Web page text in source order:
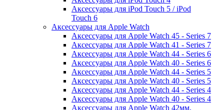
Аксессуары для iPod Touch 5 / iPod
Touch 6
Аксессуары для Apple Watch
Аксессуары для Apple Watch 45 - Series 7
Аксессуары для Apple Watch 41 - Series 7
Аксессуары для Apple Watch 44 - Series 6
Аксессуары для Apple Watch 40 - Series 6
Аксессуары для Apple Watch 44 - Series 5
Аксессуары для Apple Watch 40 - Series 5
Аксессуары для Apple Watch 44 - Series 4
Аксессуары для Apple Watch 40 - Series 4
Аксессуары для Apple Watch 42мм.